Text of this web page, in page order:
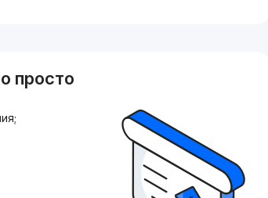
просто